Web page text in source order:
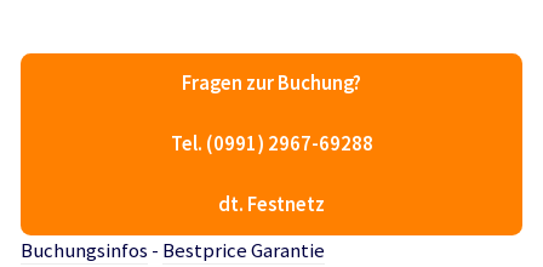
Fragen zur Buchung?
Tel. (0991) 2967-69288
dt. Festnetz
Buchungsinfos - Bestprice Garantie